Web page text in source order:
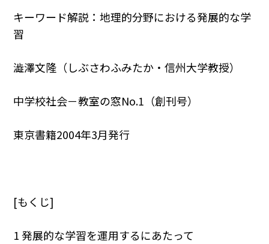
キーワード解説：地理的分野における発展的な学
習
澁澤文隆（しぶさわふみたか・信州大学教授）
中学校社会－教室の窓No.1（創刊号）
東京書籍2004年3月発行
[もくじ]
1 発展的な学習を運用するにあたって